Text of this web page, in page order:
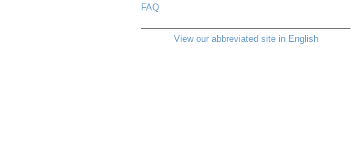
FAQ
View our abbreviated site in English